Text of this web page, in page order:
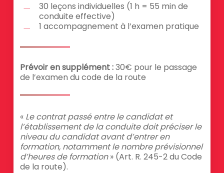
30 leçons individuelles (1 h = 55 min de
conduite effective)
1 accompagnement à l’examen pratique
Prévoir en supplément :30€ pour le passage
de l’examen du code de la route
« Le contrat passé entre le candidat et
l’établissement de la conduite doit préciser le
niveau du candidat avant d’entrer en
formation, notamment le nombre prévisionnel
d’heures de formation» (Art. R. 245-2 du Code
de la route).